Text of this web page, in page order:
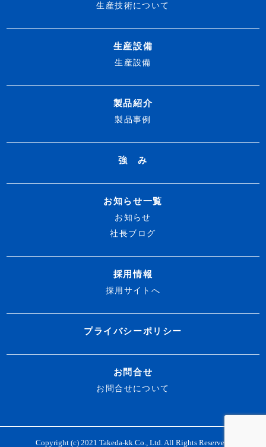
生産技術について
生産設備
生産設備
製品紹介
製品事例
強 み
お知らせ一覧
お知らせ
社長ブログ
採用情報
採用サイトへ
プライバシーポリシー
お問合せ
お問合せについて
Copyright (c) 2021 Takeda-kk.Co., Ltd. All Rights Reserved.